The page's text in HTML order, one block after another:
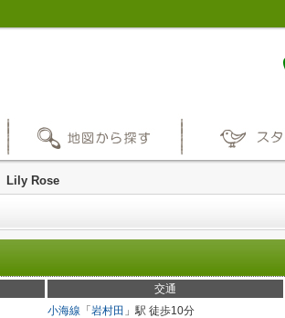
Lily Rose
交通
小海線 「 岩村田 」駅 徒歩10分